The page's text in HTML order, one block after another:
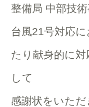
整備局 中部技
台風21号対応
たり献身的に
して
感謝状をいただ